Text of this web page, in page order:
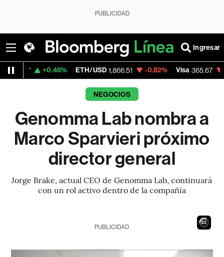
PUBLICIDAD
Ingresar
ETH/USD 1,866.51 -0.82% Visa 365.67 -0.13%
NEGOCIOS
Genomma Lab nombra a
Marco Sparvieri próximo
director general
Jorge Brake, actual CEO de Genomma Lab, continuará
con un rol activo dentro de la compañía
22
PUBLICIDAD